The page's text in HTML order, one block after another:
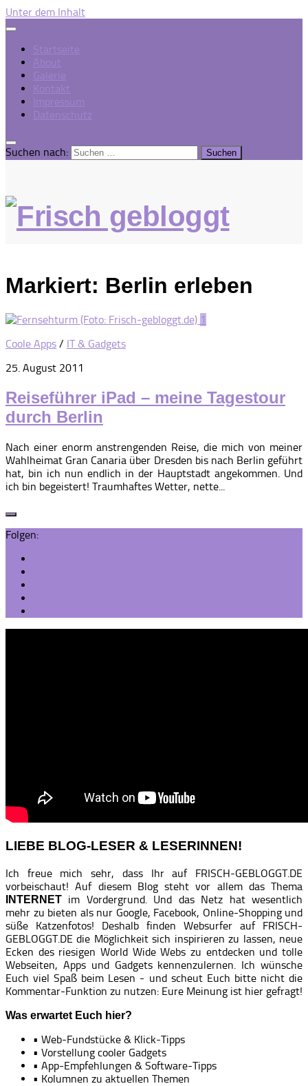
Unter dem Inhalt
Startseite
About
Galerie
Kontakt
Impressum
Datenschutz
Suchen nach:
Markiert: Berlin erleben
1
Coole Apps / IT & Gadgets
25. August 2011
Reiseführer iPad – meine Tagestour
durch Berlin
Nach einer enorm anstrengenden Reise, die mich von meiner
Wahlheimat Gran Canaria über Dresden bis nach Berlin geführt
hat, bin ich nun endlich in der Hauptstadt angekommen. Und
ich bin begeistert! Traumhaftes Wetter, nette...
Folgen:
LIEBE BLOG-LESER & LESERINNEN!
Ich freue mich sehr, dass Ihr auf FRISCH-GEBLOGGT.DE
vorbeischaut! Auf diesem Blog steht vor allem das Thema
INTERNET im Vordergrund. Und das Netz hat wesentlich
mehr zu bieten als nur Google, Facebook, Online-Shopping und
süße Katzenfotos! Deshalb finden Websurfer auf FRISCH-
GEBLOGGT.DE die Möglichkeit sich inspirieren zu lassen, neue
Ecken des riesigen World Wide Webs zu entdecken und tolle
Webseiten, Apps und Gadgets kennenzulernen. Ich wünsche
Euch viel Spaß beim Lesen - und scheut Euch bitte nicht die
Kommentar-Funktion zu nutzen: Eure Meinung ist hier gefragt!
Was erwartet Euch hier?
• Web-Fundstücke & Klick-Tipps
• Vorstellung cooler Gadgets
• App-Empfehlungen & Software-Tipps
• Kolumnen zu aktuellen Themen